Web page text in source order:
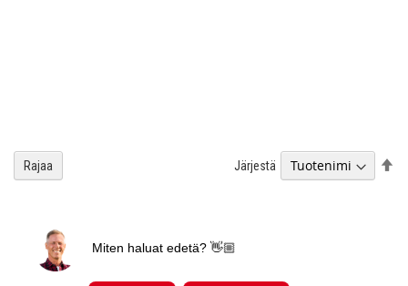
Järjestä
Rajaa